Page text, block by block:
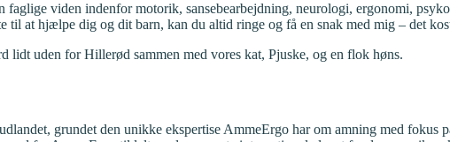
viden indenfor motorik, sansebearbejdning, neurologi, ergonomi,
at hjælpe dig og dit barn, kan du altid ringe og få en snak med mig – det
lidt uden for Hillerød sammen med vores kat, Pjuske, og en flok høns.
grundet den unikke ekspertise AmmeErgo har om amning med fokus